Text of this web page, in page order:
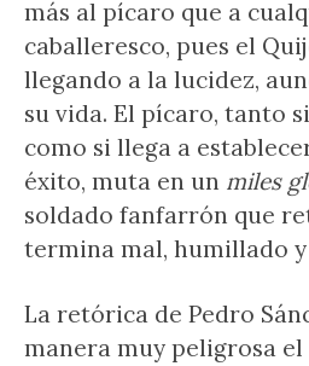
más al pícaro que a
caballeresco, pues el
llegando a la lucidez,
su vida. El pícaro, tanto
como si llega a
éxito, muta en un miles
soldado fanfarrón que
termina mal, humillado
La retórica de Pedro
manera muy peligrosa